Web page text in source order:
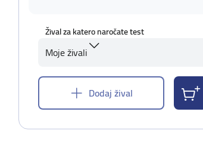
Žival za katero naročate test
Moje živali
Dodaj žival